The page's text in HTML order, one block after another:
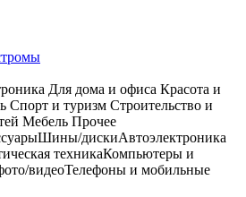
Для дома и офиса Красота и
Спорт и туризм Строительство и
Мебель Прочее
Шины/дискиАвтоэлектроника
техникаКомпьютеры и
видеоТелефоны и мобильные